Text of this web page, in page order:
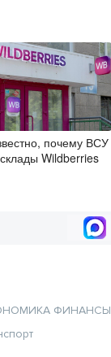
почему ВСУ
Wildberries
ФИНАНСЫ